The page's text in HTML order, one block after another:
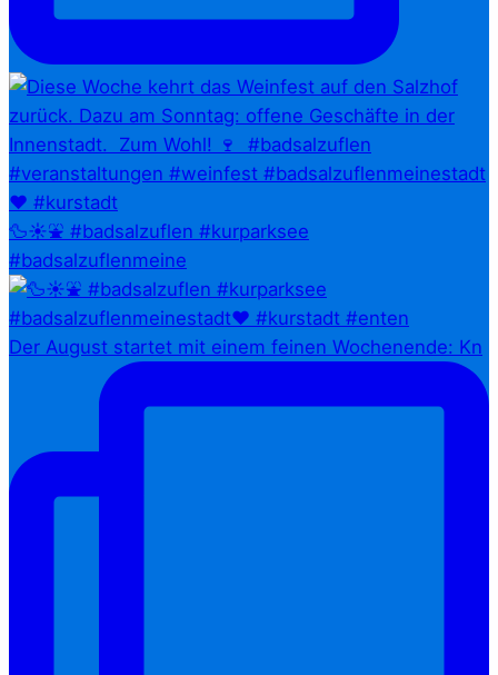
🦆☀️⛲ #badsalzuflen #kurparksee
#badsalzuflenmeine
Der August startet mit einem feinen Wochenende: Kn